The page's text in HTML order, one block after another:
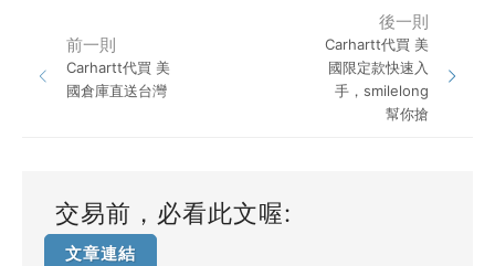
前一則
Carhartt代買 美
國倉庫直送台灣
後一則
Carhartt代買 美
國限定款快速入
手，smilelong
幫你搶
交易前，必看此文喔:
文章連結